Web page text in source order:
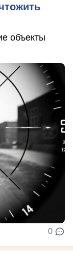
объекты
0